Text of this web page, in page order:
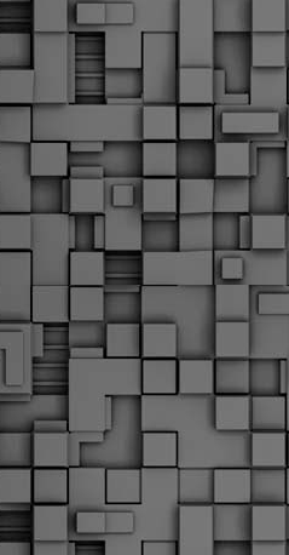
Με την απόφαση αυτή, το ΣτΕ
αξιώσεις των δημοσίων υπαλλήλων
δώρων, επικυρώνοντας την
αντιδράσεις της ΑΔΕΔΥ
Το ΣτΕ απέρριψε οριστικά την
εκπαιδευτικού για την επαναφορά
Πάσχα και θερινής άδειας (13ος
εργαζόμενους του δημόσιου τομέα,
διαμάχη δεκαετιών που αφορούσε
Γνωστοποίηση έκδοσης
Παροχή οδηγιών.
► Δείτε/κατεβάστε την
FEB
1
Με διαρροή 2 μέρες πριν
ενημερώνει το ΣτΕ για την